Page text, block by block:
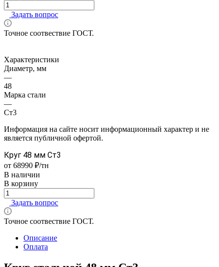
Задать вопрос
Точное соотвествие ГОСТ.
Характеристики
Диаметр, мм
—
48
Марка стали
—
Ст3
Информация на сайте носит информационный характер и не
является публичной офертой.
Круг 48 мм Ст3
от 68990 ₽/тн
В наличии
В корзину
Задать вопрос
Точное соотвествие ГОСТ.
Описание
Оплата